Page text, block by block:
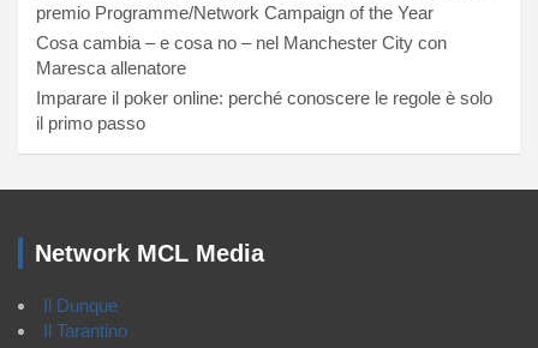
premio Programme/Network Campaign of the Year
Cosa cambia – e cosa no – nel Manchester City con
Maresca allenatore
Imparare il poker online: perché conoscere le regole è solo
il primo passo
Network MCL Media
Il Dunque
Il Tarantino